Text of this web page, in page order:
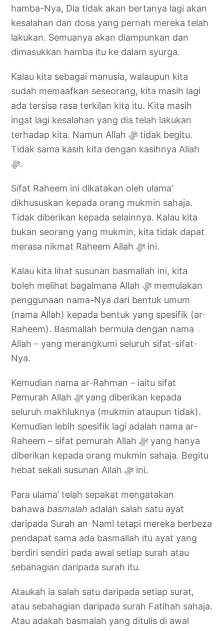
hamba-Nya, Dia tidak akan bertanya lagi akan
kesalahan dan dosa yang pernah mereka telah
lakukan. Semuanya akan diampunkan dan
dimasukkan hamba itu ke dalam syurga.
Kalau kita sebagai manusia, walaupun kita
sudah memaafkan seseorang, kita masih lagi
ada tersisa rasa terkilan kita itu. Kita masih
ingat lagi kesalahan yang dia telah lakukan
terhadap kita. Namun Allah ‎ﷻ tidak begitu.
Tidak sama kasih kita dengan kasihnya Allah
‎ﷻ.
Sifat Raheem ini dikatakan oleh ulama’
dikhususkan kepada orang mukmin sahaja.
Tidak diberikan kepada selainnya. Kalau kita
bukan seorang yang mukmin, kita tidak dapat
merasa nikmat Raheem Allah ‎ﷻ ini.
Kalau kita lihat susunan basmallah ini, kita
boleh melihat bagaimana Allah ‎ﷻ memulakan
penggunaan nama-Nya dari bentuk umum
(nama Allah) kepada bentuk yang spesifik (ar-
Raheem). Basmallah bermula dengan nama
Allah – yang merangkumi seluruh sifat-sifat-
Nya.
Kemudian nama ar-Rahman – iaitu sifat
Pemurah Allah ‎ﷻ yang diberikan kepada
seluruh makhluknya (mukmin ataupun tidak).
Kemudian lebih spesifik lagi adalah nama ar-
Raheem – sifat pemurah Allah ‎ﷻ yang hanya
diberikan kepada orang mukmin sahaja. Begitu
hebat sekali susunan Allah ‎ﷻ ini.
Para ulama’ telah sepakat mengatakan
bahawabasmalah adalah salah satu ayat
daripada Surah an-Naml tetapi mereka berbeza
pendapat sama ada basmallah itu ayat yang
berdiri sendiri pada awal setiap surah atau
sebahagian daripada surah itu.
Ataukah ia salah satu daripada setiap surat,
atau sebahagian daripada surah Fatihah sahaja.
Atau adakah basmalah yang ditulis di awal